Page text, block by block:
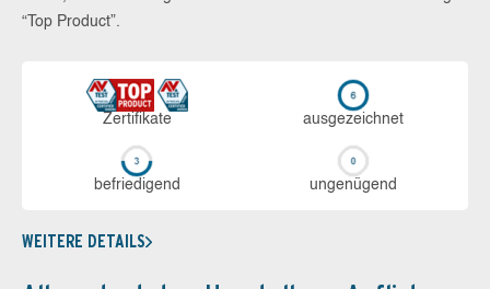
“Top Product”.
Zerti­fikate aus­ge­zeich­net
be­frie­di­gend un­ge­nü­gend
WEITERE DETAILS